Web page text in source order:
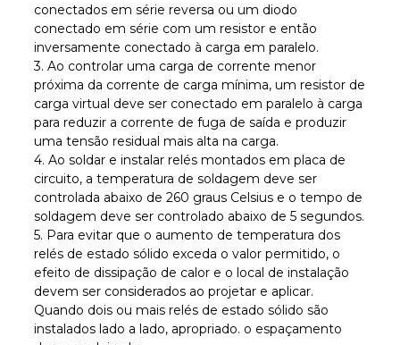
conectados em série reversa ou um diodo
conectado em série com um resistor e então
inversamente conectado à carga em paralelo.
3. Ao controlar uma carga de corrente menor
próxima da corrente de carga mínima, um resistor de
carga virtual deve ser conectado em paralelo à carga
para reduzir a corrente de fuga de saída e produzir
uma tensão residual mais alta na carga.
4. Ao soldar e instalar relés montados em placa de
circuito, a temperatura de soldagem deve ser
controlada abaixo de 260 graus Celsius e o tempo de
soldagem deve ser controlado abaixo de 5 segundos.
5. Para evitar que o aumento de temperatura dos
relés de estado sólido exceda o valor permitido, o
efeito de dissipação de calor e o local de instalação
devem ser considerados ao projetar e aplicar.
Quando dois ou mais relés de estado sólido são
instalados lado a lado, apropriado. o espaçamento